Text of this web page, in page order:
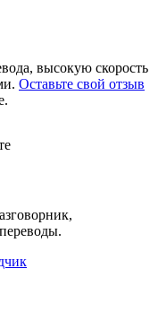
высокую скорость
Оставьте свой отзыв